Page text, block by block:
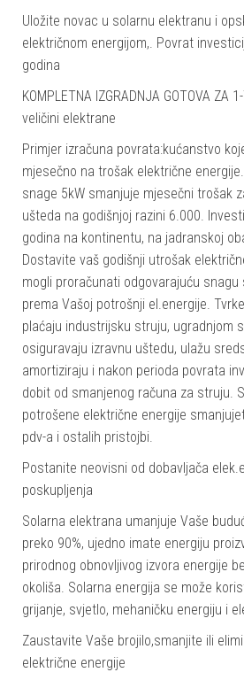
Uložite novac u solarnu elektranu i
električnom energijom,. Povrat
godina
KOMPLETNA IZGRADNJA GOTOVA ZA
veličini elektrane
Primjer izračuna povrata:kućanstvo
mjesečno na trošak električne
snage 5kW smanjuje mjesečni trošak
ušteda na godišnjoj razini 6.000.
godina na kontinentu, na jadranskoj
Dostavite vaš godišnji utrošak
mogli proračunati odgovarajuću
prema Vašoj potrošnji el.energije.
plaćaju industrijsku struju, ugradnjom
osiguravaju izravnu uštedu, ulažu
amortiziraju i nakon perioda povrata
dobit od smanjenog računa za struju.
potrošene električne energije
pdv-a i ostalih pristojbi.
Postanite neovisni od dobavljača
poskupljenja
Solarna elektrana umanjuje Vaše
preko 90%, ujedno imate energiju
prirodnog obnovljivog izvora energije
okoliša. Solarna energija se može
grijanje, svjetlo, mehaničku energiju i
Zaustavite Vaše brojilo,smanjite ili
električne energije